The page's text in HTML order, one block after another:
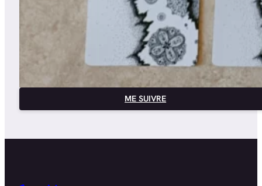
ME SUIVRE